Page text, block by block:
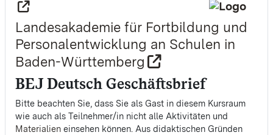
Landesakademie für Fortbildung und
Personalentwicklung an Schulen in
Baden-Württemberg
BEJ Deutsch Geschäftsbrief
Bitte beachten Sie, dass Sie als Gast in diesem Kursraum
wie auch als Teilnehmer/in nicht alle Aktivitäten und
Materialien einsehen können. Aus didaktischen Gründen